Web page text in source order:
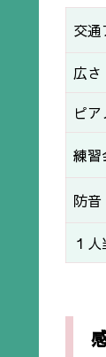
交
広さ
ピ
練習
防音
１